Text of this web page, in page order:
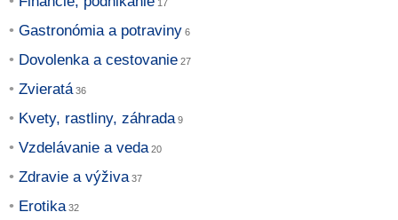
Gastronómia a potraviny
Dovolenka a cestovanie
Zvieratá
Kvety, rastliny, záhrada
Vzdelávanie a veda
Zdravie a výživa
Erotika